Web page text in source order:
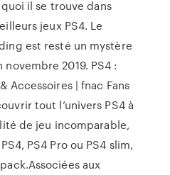
il se trouve dans
jeux PS4. Le
est resté un mystère
2019. PS4 :
Accessoires | fnac Fans
tout l’univers PS4 à
de jeu incomparable,
PS4 Pro ou PS4 slim,
aux